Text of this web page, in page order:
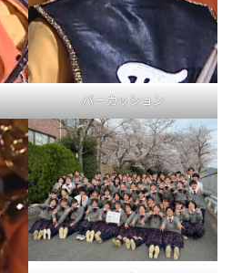
パーカッション